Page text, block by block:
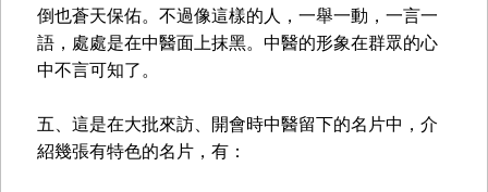
倒也蒼天保佑。不過像這樣的人，一舉一動，一言一
語，處處是在中醫面上抹黑。中醫的形象在群眾的心
中不言可知了。
五、這是在大批來訪、開會時中醫留下的名片中，介
紹幾張有特色的名片，有：